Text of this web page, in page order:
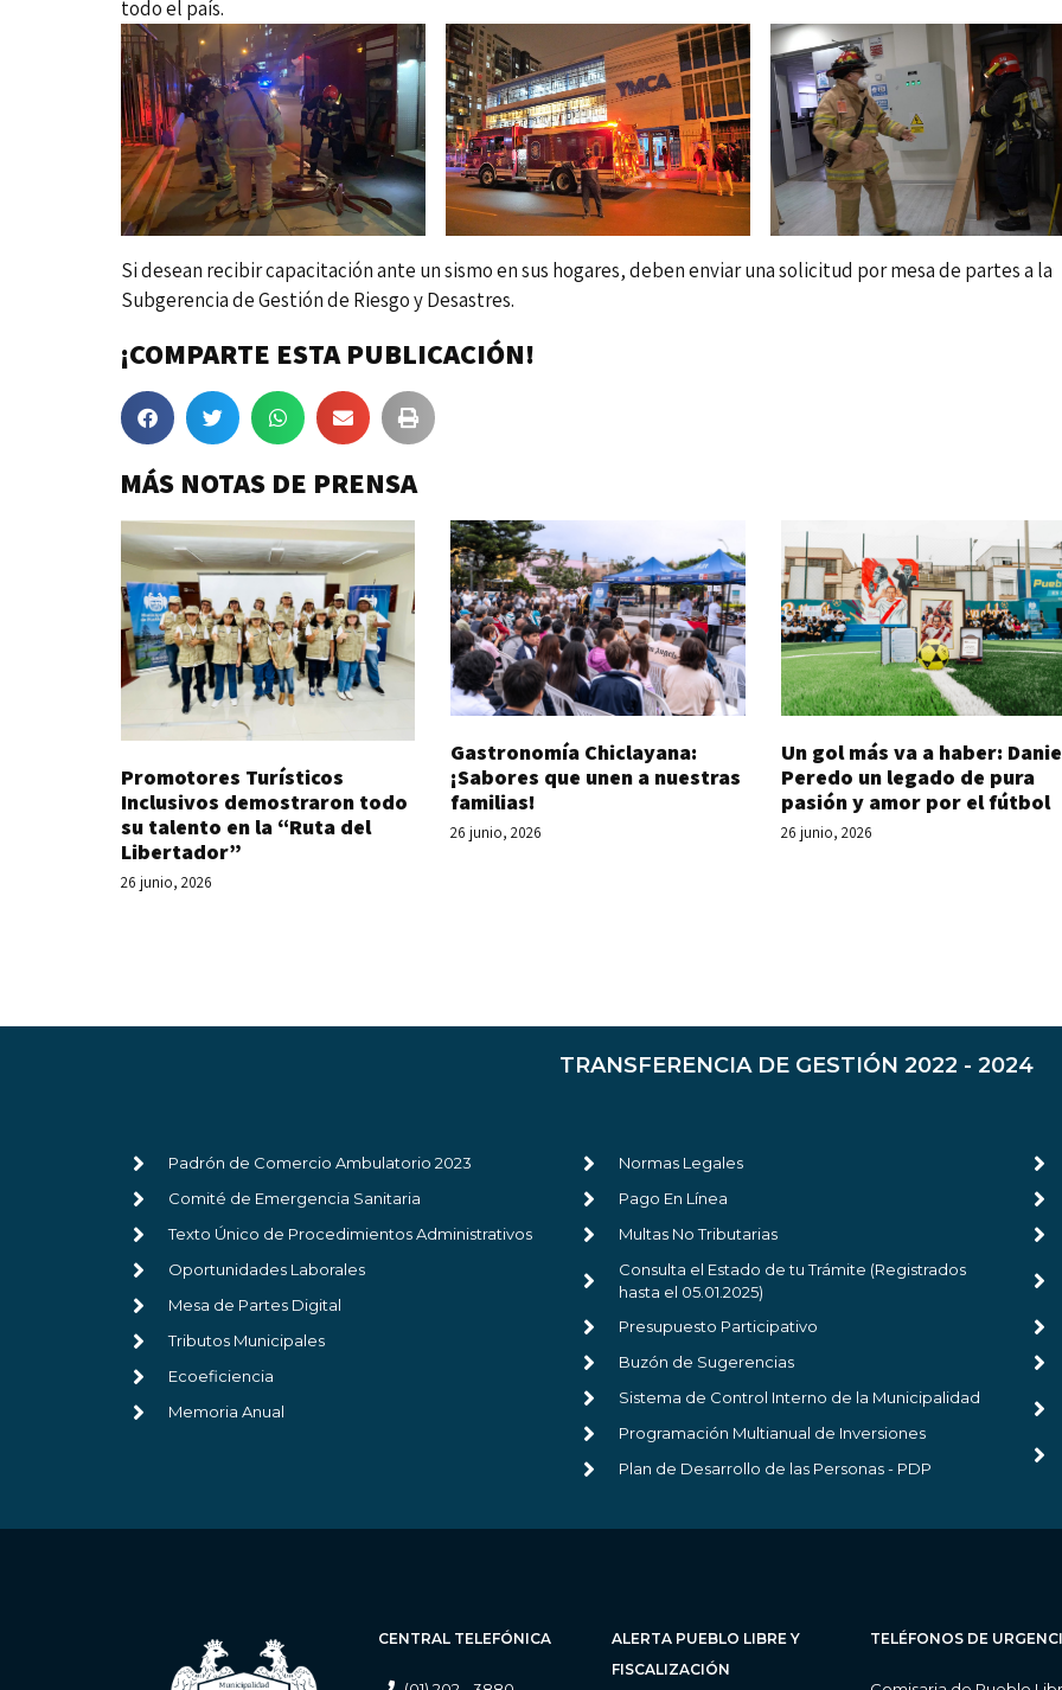
todo el país.
Si desean recibir capacitación ante un sismo en sus hogares, deben enviar una solicitud por mesa de partes a la
Subgerencia de Gestión de Riesgo y Desastres.
¡COMPARTE ESTA PUBLICACIÓN!
MÁS NOTAS DE PRENSA
Promotores Turísticos
Inclusivos demostraron todo
su talento en la “Ruta del
Libertador”
26 junio, 2026
Gastronomía Chiclayana:
¡Sabores que unen a nuestras
familias!
26 junio, 2026
Un gol más va a haber:
Peredo un legado de pura
pasión y amor por el fútbol
26 junio, 2026
TRANSFERENCIA DE GESTIÓN 2022 - 2024
Padrón de Comercio Ambulatorio 2023
Comité de Emergencia Sanitaria
Texto Único de Procedimientos Administrativos
Oportunidades Laborales
Mesa de Partes Digital
Tributos Municipales
Ecoeficiencia
Memoria Anual
Normas Legales
Pago En Línea
Multas No Tributarias
Consulta el Estado de tu Trámite (Registrados
hasta el 05.01.2025)
Presupuesto Participativo
Buzón de Sugerencias
Sistema de Control Interno de la Municipalidad
Programación Multianual de Inversiones
Plan de Desarrollo de las Personas - PDP
CENTRAL TELEFÓNICA
ALERTA PUEBLO LIBRE Y
FISCALIZACIÓN
TELÉFONOS DE